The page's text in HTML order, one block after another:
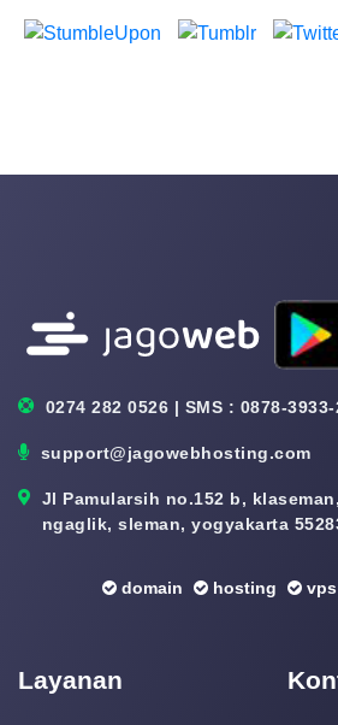
0274 282 0526 | SMS : 0878-3933-
support@jagowebhosting.com
Jl Pamularsih no.152 b,
ngaglik, sleman, yogyakarta
domain hosting vps
Layanan